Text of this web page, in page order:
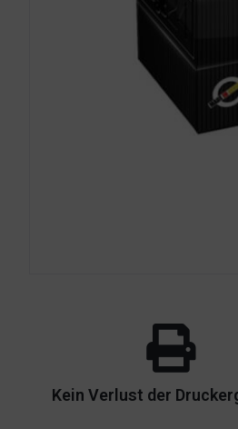
Kein Verlust der